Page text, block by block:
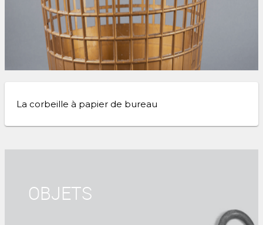
La corbeille à papier de bureau
OBJETS